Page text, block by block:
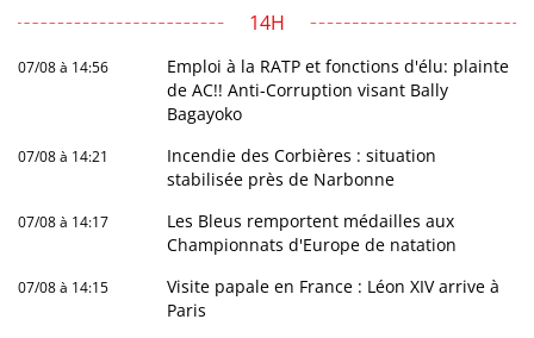
14H
07/08 à 14:56
Emploi à la RATP et fonctions d'élu: plainte
de AC!! Anti-Corruption visant Bally
Bagayoko
07/08 à 14:21
Incendie des Corbières : situation
stabilisée près de Narbonne
07/08 à 14:17
Les Bleus remportent médailles aux
Championnats d'Europe de natation
07/08 à 14:15
Visite papale en France : Léon XIV arrive à
Paris